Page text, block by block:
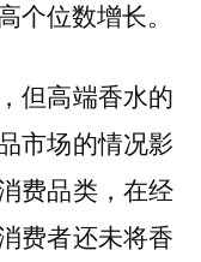
个位数增长。
但高端香水的
市场的情况影
费品类，在经
费者还未将香